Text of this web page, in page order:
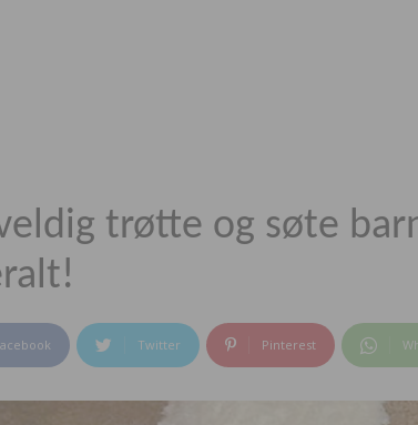
trøtte og søte
Twitter Pinterest